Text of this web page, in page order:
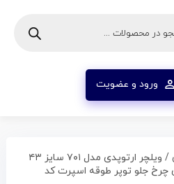
ورود و عضویت
/ ویلچر ارتوپدی مدل ۷۰۱ سایز ۴۳
جلو توپر طوقه اسپرت کد